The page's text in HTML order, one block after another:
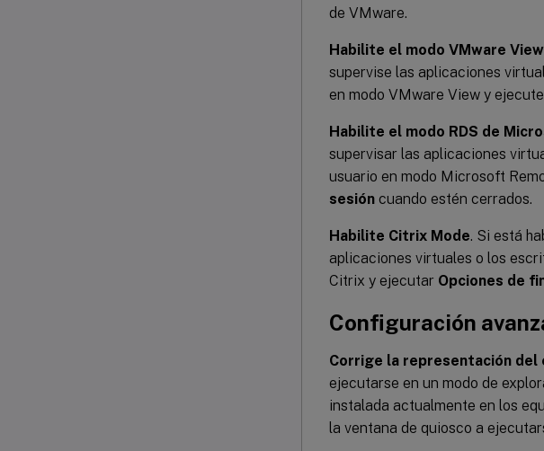
de VMware.
Habilite el modo VMware View
supervise las aplicaciones
en modo VMware View y ejecute
Habilite el modo RDS de
supervisar las aplicaciones
usuario en modo Microsoft
sesión cuando estén cerrados.
Habilite Citrix Mode. Si está
aplicaciones virtuales o los
Citrix y ejecutar Opciones de
Configuración
Corrige la representación del
ejecutarse en un modo de
instalada actualmente en los
la ventana de quiosco a